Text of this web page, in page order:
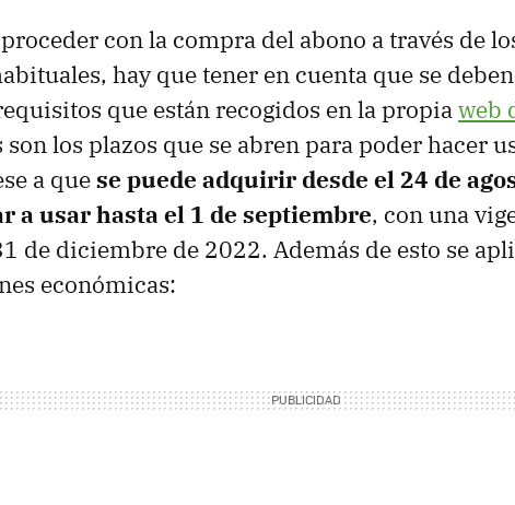
con la compra del abono a través de
hay que tener en cuenta que se
que están recogidos en la propiaweb
los plazos que se abren para poder hacer
a quese puede adquirir desde el 24 de
a usar hasta el 1 de septiembre, con una
de diciembre de 2022. Además de esto se
económicas: